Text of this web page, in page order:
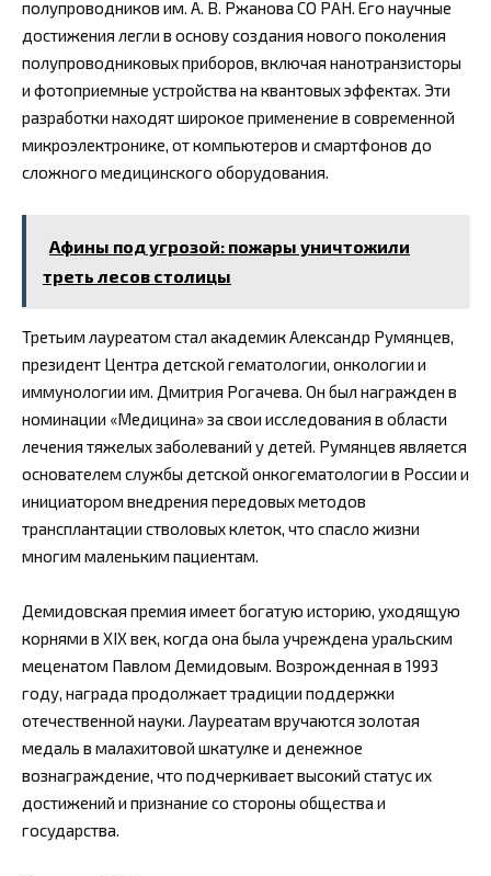
полупроводников им. А. В. Ржанова СО РАН. Его научные
достижения легли в основу создания нового поколения
полупроводниковых приборов, включая нанотранзисторы
и фотоприемные устройства на квантовых эффектах. Эти
разработки находят широкое применение в современной
микроэлектронике, от компьютеров и смартфонов до
сложного медицинского оборудования.
Афины под угрозой: пожары уничтожили
треть лесов столицы
Третьим лауреатом стал академик Александр Румянцев,
президент Центра детской гематологии, онкологии и
иммунологии им. Дмитрия Рогачева. Он был награжден в
номинации «Медицина» за свои исследования в области
лечения тяжелых заболеваний у детей. Румянцев является
основателем службы детской онкогематологии в России и
инициатором внедрения передовых методов
трансплантации стволовых клеток, что спасло жизни
многим маленьким пациентам.
Демидовская премия имеет богатую историю, уходящую
корнями в XIX век, когда она была учреждена уральским
меценатом Павлом Демидовым. Возрожденная в 1993
году, награда продолжает традиции поддержки
отечественной науки. Лауреатам вручаются золотая
медаль в малахитовой шкатулке и денежное
вознаграждение, что подчеркивает высокий статус их
достижений и признание со стороны общества и
государства.